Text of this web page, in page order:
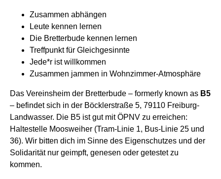
Zusammen abhängen
Leute kennen lernen
Die Bretterbude kennen lernen
Treffpunkt für Gleichgesinnte
Jede*r ist willkommen
Zusammen jammen in Wohnzimmer-Atmosphäre
Das Vereinsheim der Bretterbude – formerly known as B5
– befindet sich in der Böcklerstraße 5, 79110 Freiburg-
Landwasser. Die B5 ist gut mit ÖPNV zu erreichen:
Haltestelle Moosweiher (Tram-Linie 1, Bus-Linie 25 und
36). Wir bitten dich im Sinne des Eigenschutzes und der
Solidarität nur geimpft, genesen oder getestet zu
kommen.